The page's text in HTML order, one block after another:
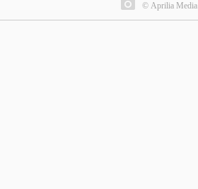
© Aprilia Media